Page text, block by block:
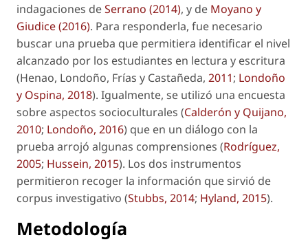
indagaciones deSerrano (2014), y de Moyano y
Giudice (2016). Para responderla, fue necesario
buscar una prueba que permitiera identificar el nivel
alcanzado por los estudiantes en lectura y escritura
(Henao, Londoño, Frías y Castañeda, 2011; Londoño
y Ospina, 2018). Igualmente, se utilizó una encuesta
sobre aspectos socioculturales (Calderón y Quijano,
2010; Londoño, 2016) que en un diálogo con la
prueba arrojó algunas comprensiones (Rodríguez,
2005; Hussein, 2015). Los dos instrumentos
permitieron recoger la información que sirvió de
corpus investigativo (Stubbs, 2014; Hyland, 2015).
Metodología